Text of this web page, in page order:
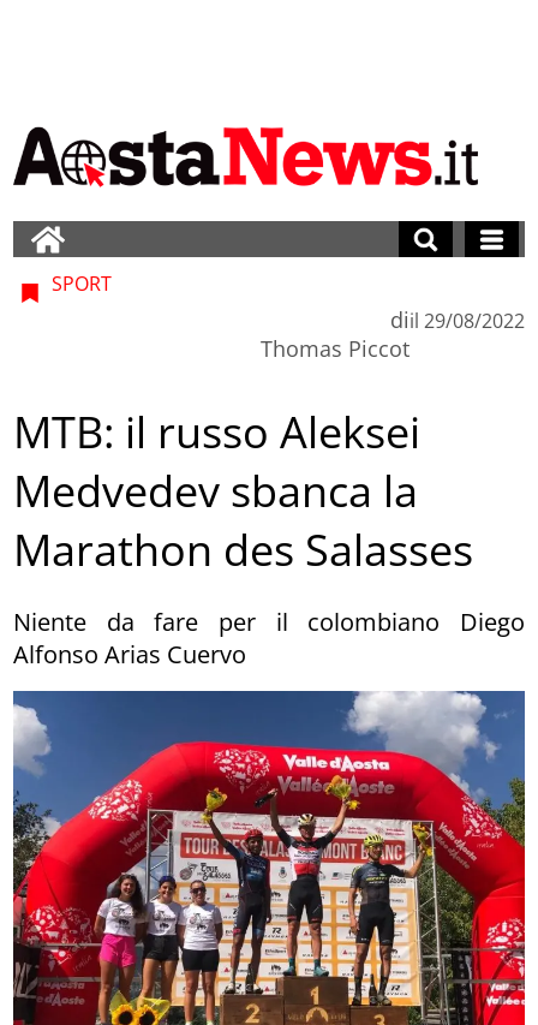
SPORT
di
Thomas Piccot
il 29/08/2022
MTB: il russo Aleksei
Medvedev sbanca la
Marathon des Salasses
Niente da fare per il colombiano Diego
Alfonso Arias Cuervo